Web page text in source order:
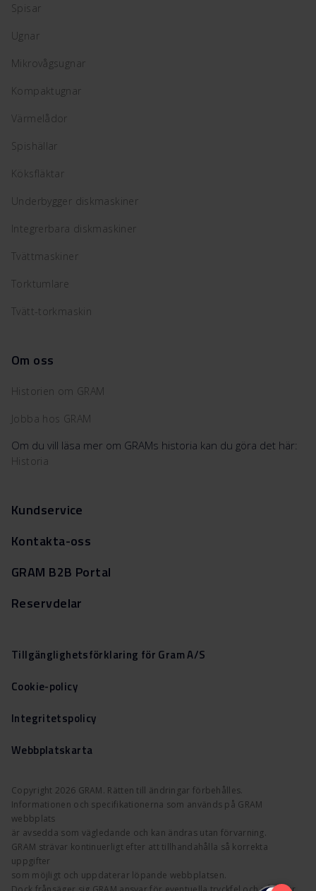
Spisar
Ugnar
Mikrovågsugnar
Kompaktugnar
Värmelådor
Spishällar
Köksfläktar
Underbygger diskmaskiner
Integrerbara diskmaskiner
Tvättmaskiner
Torktumlare
Tvätt-torkmaskin
Om oss
Historien om GRAM
Jobba hos GRAM
Om du vill läsa mer om GRAMs historia kan du göra det här:
Historia
Kundservice
Kontakta-oss
GRAM B2B Portal
Reservdelar
Copyright 2026 GRAM. Rätten till ändringar förbehålles.
Informationen och specifikationerna som används på GRAM
webbplats
är avsedda som vägledande och kan ändras utan förvarning.
GRAM strävar kontinuerligt efter att tillhandahålla så korrekta
uppgifter
som möjligt och uppdaterar löpande webbplatsen.
Tillgänglighetsförklaring för Gram A/S
Cookie-policy
Integritetspolicy
Webbplatskarta